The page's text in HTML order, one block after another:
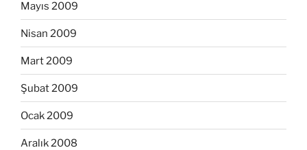
Mayıs 2009
Nisan 2009
Mart 2009
Şubat 2009
Ocak 2009
Aralık 2008